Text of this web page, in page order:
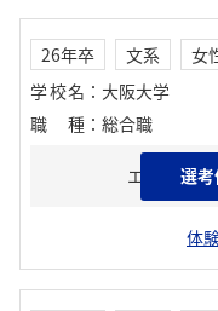
26年卒 文系
女
学校名 ： 大阪大学
職種 ： 総合職
エントリー
体
選